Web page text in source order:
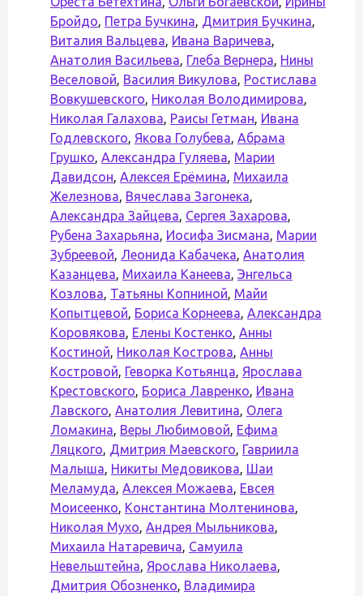
Бройдо, Петра Бучкина, Дмитрия Бучкина,
Виталия Вальцева, Ивана Варичева,
Анатолия Васильева, Глеба Вернера, Нины
Веселовой, Василия Викулова, Ростислава
Вовкушевского, Николая Володимирова,
Николая Галахова, Раисы Гетман, Ивана
Годлевского, Якова Голубева, Абрама
Грушко, Александра Гуляева, Марии
Давидсон, Алексея Ерёмина, Михаила
Железнова, Вячеслава Загонека,
Александра Зайцева, Сергея Захарова,
Рубена Захарьяна, Иосифа Зисмана, Марии
Зубреевой, Леонида Кабачека, Анатолия
Казанцева, Михаила Канеева, Энгельса
Козлова, Татьяны Копниной, Майи
Копытцевой, Бориса Корнеева, Александра
Коровякова, Елены Костенко, Анны
Костиной, Николая Кострова, Анны
Костровой, Геворка Котьянца, Ярослава
Крестовского, Бориса Лавренко, Ивана
Лавского, Анатолия Левитина, Олега
Ломакина, Веры Любимовой, Ефима
Ляцкого, Дмитрия Маевского, Гавриила
Малыша, Никиты Медовикова, Шаи
Меламуда, Алексея Можаева, Евсея
Моисеенко, Константина Молтенинова,
Николая Мухо, Андрея Мыльникова,
Михаила Натаревича, Самуила
Невельштейна, Ярослава Николаева,
Дмитрия Обозненко, Владимира